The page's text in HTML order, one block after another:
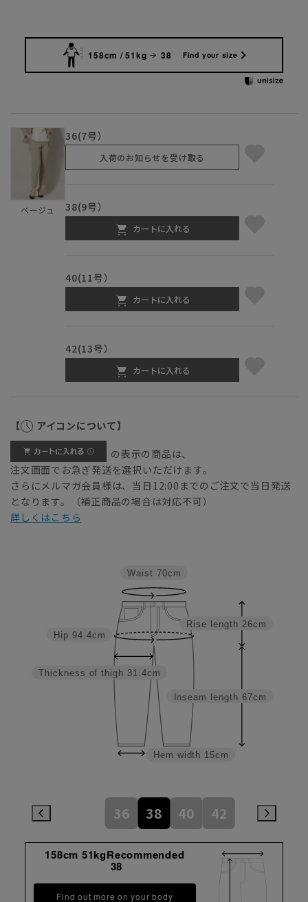
158cm / 51kg 38 Find your size
ベージュ
36(7号）
入荷のお知らせを受け取る
38(9号）
カートに入れる
40(11号）
カートに入れる
42(13号）
カートに入れる
【 アイコンについて】
の表示の商品は、
注文画面でお急ぎ発送を選択いただけます。
さらにメルマガ会員様は、当日12:00までのご注文で当日発送
となります。（補正商品の場合は対応不可）
詳しくはこちら
Inseam length 67cm
Rise length 26cm
Hem width 15cm
Thickness of thigh 31.4cm
Hip 94.4cm
Waist 70cm
36 38 40 42
158cm 51kgRecommended
38
Find out more on your body